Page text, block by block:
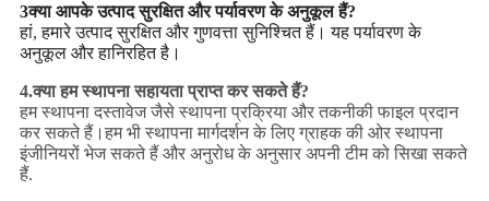
3क्या आपके उत्पाद सुरक्षित और पर्यावरण के अनुकूल हैं?
हां, हमारे उत्पाद सुरक्षित और गुणवत्ता सुनिश्चित हैं। यह पर्यावरण के
अनुकूल और हानिरहित है।
4.क्या हम स्थापना सहायता प्राप्त कर सकते हैं?
हम स्थापना दस्तावेज जैसे स्थापना प्रक्रिया और तकनीकी फाइल प्रदान
कर सकते हैं।हम भी स्थापना मार्गदर्शन के लिए ग्राहक की ओर स्थापना
इंजीनियरों भेज सकते हैं और अनुरोध के अनुसार अपनी टीम को सिखा सकते
हैं.